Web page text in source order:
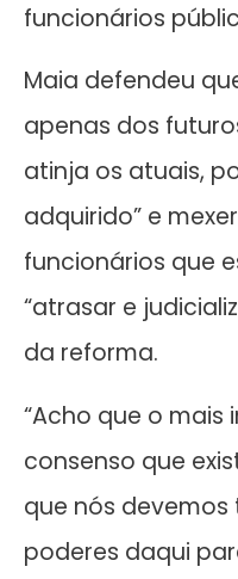
funcionários
Maia defendeu
apenas dos
atinja os atuais,
adquirido” e
funcionários que
“atrasar e
da reforma.
“Acho que o
consenso que
que nós
poderes daqui